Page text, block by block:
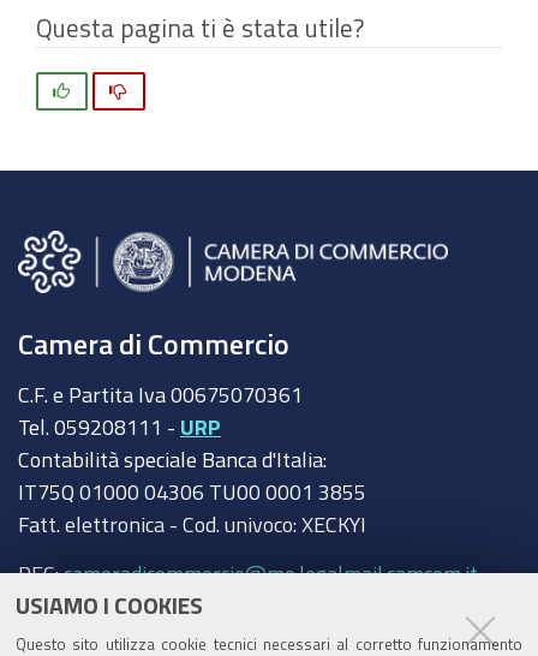
USIAMO I COOKIES
Questo sito utilizza cookie tecnici necessari al corretto funzionamento
Questa pagina ti è stata utile?
Camera di Commercio
C.F. e Partita Iva 00675070361
Tel. 059208111 - URP
Contabilità speciale Banca d'Italia:
IT75Q 01000 04306 TU00 0001 3855
Fatt. elettronica - Cod. univoco: XECKYI
PEC:cameradicommercio@mo.legalmail.camcom.it